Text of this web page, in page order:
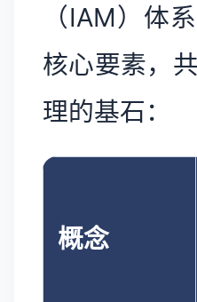
（IAM）体
核心要素，
理的基石：
概念